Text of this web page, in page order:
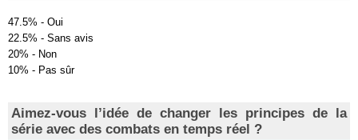
47.5% - Oui
22.5% - Sans avis
20% - Non
10% - Pas sûr
Aimez-vous l’idée de changer les principes de la
série avec des combats en temps réel ?